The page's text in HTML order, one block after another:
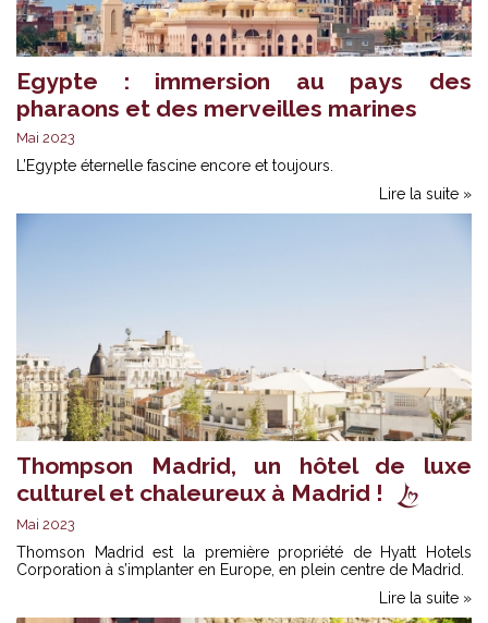
Egypte : immersion au pays des
pharaons et des merveilles marines
Mai 2023
L’Egypte éternelle fascine encore et toujours.
Lire la suite »
Thompson Madrid, un hôtel de luxe
culturel et chaleureux à Madrid !
Mai 2023
Thomson Madrid est la première propriété de Hyatt Hotels
Corporation à s’implanter en Europe, en plein centre de Madrid.
Lire la suite »